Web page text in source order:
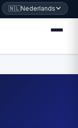
🇳🇱Nederlands